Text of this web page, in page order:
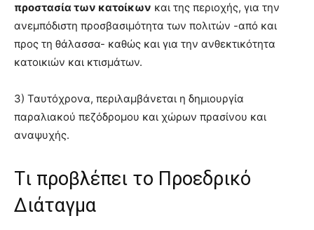
προστασία των κατοίκων και της περιοχής, για την
ανεμπόδιστη προσβασιμότητα των πολιτών -από και
προς τη θάλασσα- καθώς και για την ανθεκτικότητα
κατοικιών και κτισμάτων.
3) Ταυτόχρονα, περιλαμβάνεται η δημιουργία
παραλιακού πεζόδρομου και χώρων πρασίνου και
αναψυχής.
Tι προβλέπει το Προεδρικό
Διάταγμα